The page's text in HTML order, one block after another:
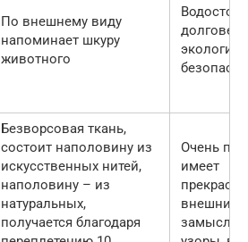
По внешнему виду
напоминает шкуру
животного
безопасен
Безворсовая ткань,
состоит наполовину из
искусственных нитей,
наполовину – из
натуральных,
получается благодаря
Очень
имеет
внешний